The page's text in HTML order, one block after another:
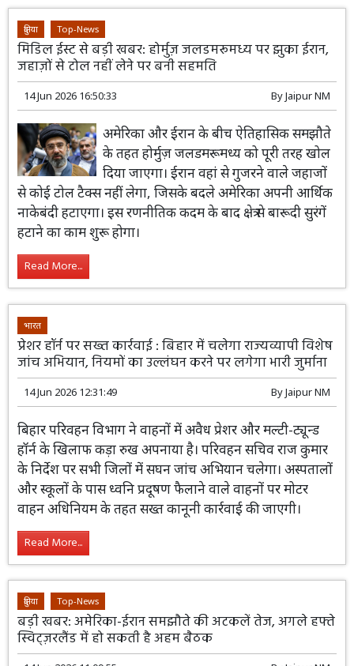
दुनिया Top-News
मिडिल ईस्ट से बड़ी खबर: होर्मुज़ जलडमरूमध्य पर झुका ईरान,
जहाज़ों से टोल नहीं लेने पर बनी सहमति
14 Jun 2026 16:50:33 ByJaipur NM
अमेरिका और ईरान के बीच ऐतिहासिक समझौते
के तहत होर्मुज़ जलडमरूमध्य को पूरी तरह खोल
दिया जाएगा। ईरान वहां से गुजरने वाले जहाजों
से कोई टोल टैक्स नहीं लेगा, जिसके बदले अमेरिका अपनी आर्थिक
नाकेबंदी हटाएगा। इस रणनीतिक कदम के बाद क्षेत्र से बारूदी सुरंगें
हटाने का काम शुरू होगा।
Read More...
भारत
प्रेशर हॉर्न पर सख्त कार्रवाई : बिहार में चलेगा राज्यव्यापी विशेष
जांच अभियान, नियमों का उल्लंघन करने पर लगेगा भारी जुर्माना
14 Jun 2026 12:31:49 ByJaipur NM
बिहार परिवहन विभाग ने वाहनों में अवैध प्रेशर
और मल्टी-ट्यून्ड हॉर्न के खिलाफ कड़ा रुख
अपनाया है। परिवहन सचिव राज कुमार के निर्देश
पर सभी जिलों में सघन जांच अभियान चलेगा। अस्पतालों और
स्कूलों के पास ध्वनि प्रदूषण फैलाने वाले वाहनों पर मोटर वाहन
अधिनियम के तहत सख्त कानूनी कार्रवाई की जाएगी।
Read More...
दुनिया Top-News
बड़ी खबर: अमेरिका-ईरान समझौते की अटकलें तेज, अगले हफ्ते
स्विट्ज़रलैंड में हो सकती है अहम बैठक